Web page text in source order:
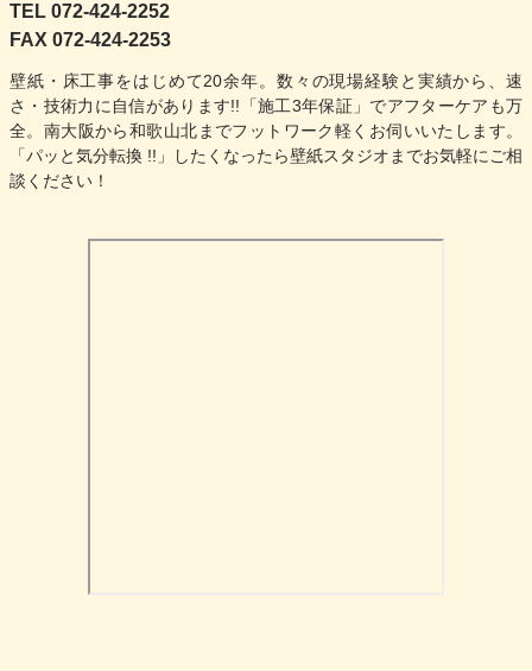
TEL 072-424-2252
FAX 072-424-2253
壁紙・床工事をはじめて20余年。数々の現場経験と実績から、速
さ・技術力に自信があります!!「施工3年保証」でアフターケアも万
全。南大阪から和歌山北までフットワーク軽くお伺いいたします。
「パッと気分転換 !!」したくなったら壁紙スタジオまでお気軽にご相
談ください！